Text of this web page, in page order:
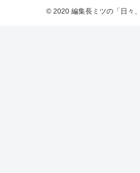
© 2020 編集長ミツの「日々